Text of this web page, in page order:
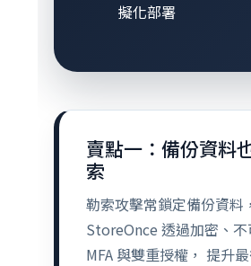
擬化部署
賣點一：備份資料
索
勒索攻擊常鎖定備份資料，
StoreOnce 透過加密、不
MFA 與雙重授權， 提升